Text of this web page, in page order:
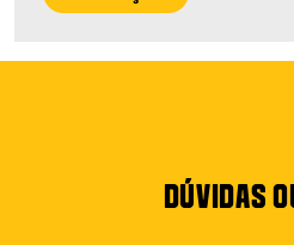
DÚVIDAS